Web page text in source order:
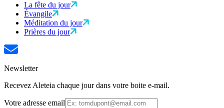
La fête du jour
Évangile
Méditation du jour
Prières du jour
Newsletter
Recevez Aleteia chaque jour dans votre boite e-mail.
Votre adresse email